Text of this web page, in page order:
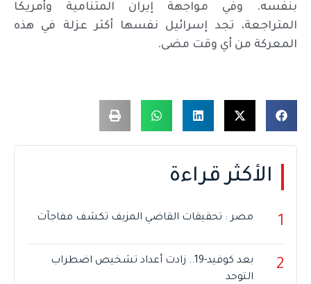
بنفسه. وفي مواجهة إيران المتنامية وأمريكا
المتراجعة، تجد إسرائيل نفسها أكثر عزلة في هذه
المعركة من أي وقت مضى.
الأكثر قراءة
1 مصر : تحقيقات القاضي المزيف تكشف مفاجآت
2
بعد كوفيد-19.. زادت أعداد تشخيص اضطراب
التوحد